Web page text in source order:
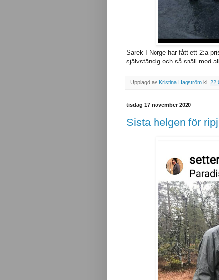
Sarek I Norge har fått ett 2:a
självständig och så snäll med
Upplagd av Kristina Hagström kl.
tisdag 17 november 2020
Sista helgen för